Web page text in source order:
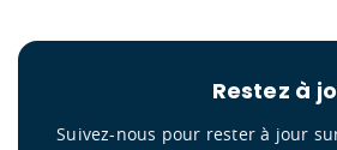
Restez à
Suivez-nous pour rester à jour